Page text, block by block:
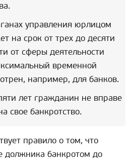
управления юрлицом
на срок от трех до десяти
от сферы деятельности
временной
например, для банков.
лет гражданин не вправе
свое банкротство.
правило о том, что
должника банкротом до